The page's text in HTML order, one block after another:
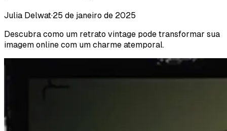
Julia Delwat·25 de janeiro de 2025
Descubra como um retrato vintage pode transformar sua
imagem online com um charme atemporal.